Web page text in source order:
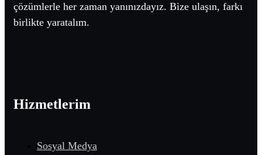
çözümlerle her zaman yanınızdayız. Bize ulaşın, farkı
birlikte yaratalım.
Hizmetlerim
Sosyal Medya